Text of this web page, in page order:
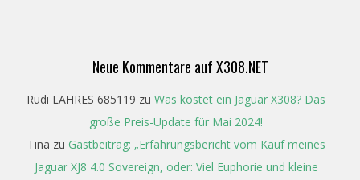
Neue Kommentare auf X308.NET
Rudi LAHRES 685119 zu Was kostet ein Jaguar X308? Das
große Preis-Update für Mai 2024!
Tina zu Gastbeitrag: „Erfahrungsbericht vom Kauf meines
Jaguar XJ8 4.0 Sovereign, oder: Viel Euphorie und kleine